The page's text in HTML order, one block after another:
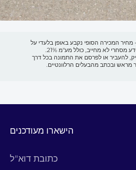
מחיר המכירה הסופי נקבע באופן בלעדי על
מסחרי לא מחייב, כולל מע"מ 21%.
להעביר או לפרסם את התמונה בכל דרך
מראש ובכתב מהבעלים הרלוונטיים.
הישארו מעודכנים
כתובת דוא"ל